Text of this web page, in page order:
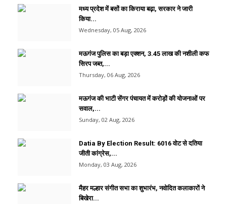
मध्य प्रदेश में बसों का किराया बढ़ा, सरकार ने जारी
किया...
Wednesday, 05 Aug, 2026
मऊगंज पुलिस का बड़ा एक्शन, 3.45 लाख की नशीली कफ
सिरप जब्त,...
Thursday, 06 Aug, 2026
मऊगंज की भाटी सेंगर पंचायत में करोड़ों की योजनाओं पर
सवाल,...
Sunday, 02 Aug, 2026
Datia By Election Result: 6016 वोट से दतिया
जीती कांग्रेस,...
Monday, 03 Aug, 2026
मैहर मल्हार संगीत सभा का शुभारंभ, नवोदित कलाकारों ने
बिखेरा...